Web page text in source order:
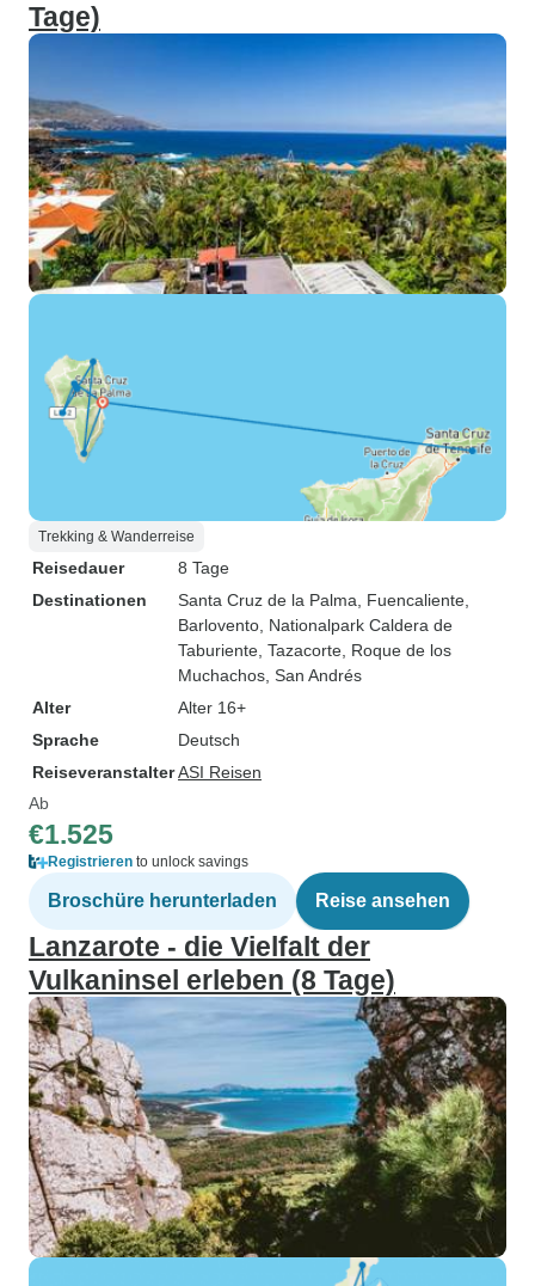
Tage)
Trekking & Wanderreise
Reisedauer
8 Tage
Destinationen
Santa Cruz de la Palma , Fuencaliente
Barlovento , Nationalpark Caldera de
Taburiente , Tazacorte , Roque de los
Muchachos , San Andrés
Alter
Alter 16+
Sprache
Deutsch
ReiseveranstalterASI Reisen
Ab
€1.525
Registrieren to unlock savings
Broschüre herunterladen Reise ansehen
Lanzarote - die Vielfalt der
Vulkaninsel erleben (8 Tage)